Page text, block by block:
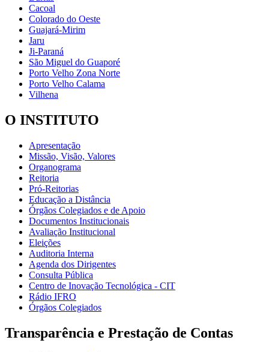
Cacoal
Colorado do Oeste
Guajará-Mirim
Jaru
Ji-Paraná
São Miguel do Guaporé
Porto Velho Zona Norte
Porto Velho Calama
Vilhena
O INSTITUTO
Apresentação
Missão, Visão, Valores
Organograma
Reitoria
Pró-Reitorias
Educação a Distância
Órgãos Colegiados e de Apoio
Documentos Institucionais
Avaliação Institucional
Eleições
Auditoria Interna
Agenda dos Dirigentes
Consulta Pública
Centro de Inovação Tecnológica - CIT
Rádio IFRO
Órgãos Colegiados
Transparência e Prestação de Contas